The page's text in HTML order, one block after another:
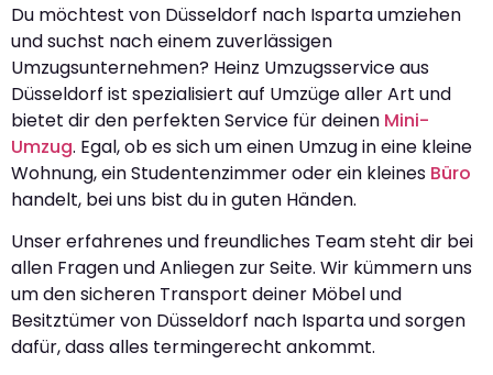
Du möchtest von Düsseldorf nach Isparta umziehen
und suchst nach einem zuverlässigen
Umzugsunternehmen? Heinz Umzugsservice aus
Düsseldorf ist spezialisiert auf Umzüge aller Art und
bietet dir den perfekten Service für deinen Mini-
Umzug. Egal, ob es sich um einen Umzug in eine kleine
Wohnung, ein Studentenzimmer oder ein kleines Büro
handelt, bei uns bist du in guten Händen.
Unser erfahrenes und freundliches Team steht dir bei
allen Fragen und Anliegen zur Seite. Wir kümmern uns
um den sicheren Transport deiner Möbel und
Besitztümer von Düsseldorf nach Isparta und sorgen
dafür, dass alles termingerecht ankommt.